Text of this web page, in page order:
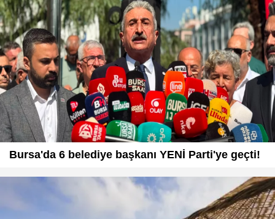
Bursa'da 6 belediye başkanı YENİ Parti'ye geçti!